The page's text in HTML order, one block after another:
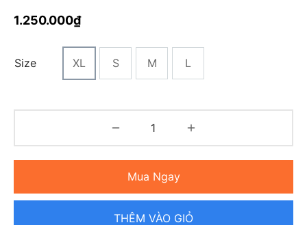
1.250.000₫
Size XL S M L
Mua Ngay
THÊM VÀO GIỎ